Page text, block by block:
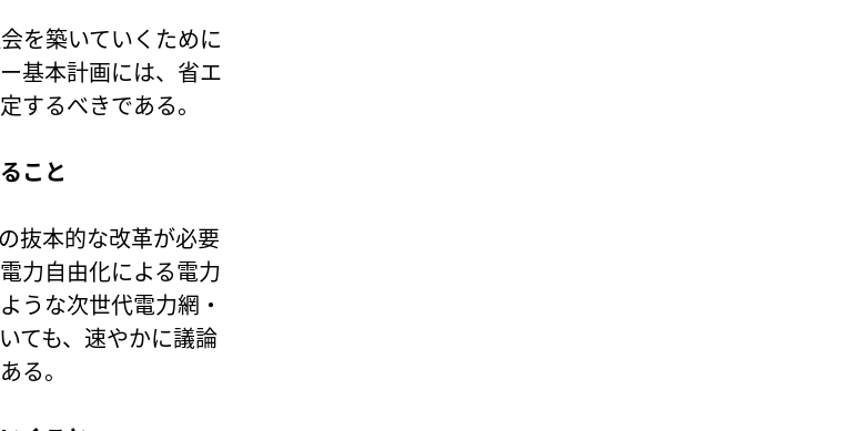
を築いていくために
基本計画には、省エ
するべきである。
こと
抜本的な改革が必要
力自由化による電力
うな次世代電力網・
ても、速やかに議論
る。